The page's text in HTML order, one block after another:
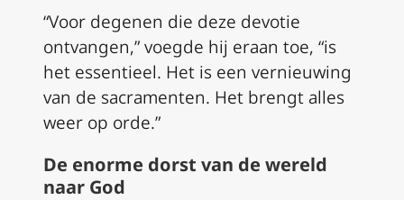
“Voor degenen die deze devotie
ontvangen,” voegde hij eraan toe, “is
het essentieel. Het is een vernieuwing
van de sacramenten. Het brengt alles
weer op orde.”
De enorme dorst van de wereld
naar God